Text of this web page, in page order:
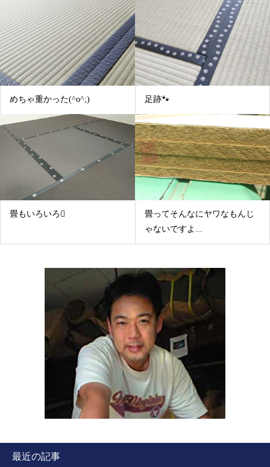
めちゃ重かった(^o^;) 足跡🐾
畳もいろいろ
畳ってそんなにヤワなもんじ
ゃないですよ...
最近の記事